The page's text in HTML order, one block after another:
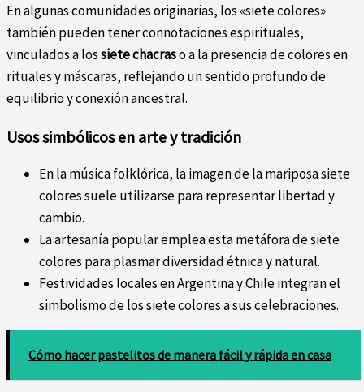
En algunas comunidades originarias, los «siete colores»
también pueden tener connotaciones espirituales,
vinculados a lossiete chacraso a la presencia de colores en
rituales y máscaras, reflejando un sentido profundo de
equilibrio y conexión ancestral.
Usos simbólicos en arte y tradición
En la música folklórica, la imagen de la mariposa siete
colores suele utilizarse para representar libertad y
cambio.
La artesanía popular emplea esta metáfora de siete
colores para plasmar diversidad étnica y natural.
Festividades locales en Argentina y Chile integran el
simbolismo de los siete colores a sus celebraciones.
Cómo hacer pastelitos de manera fácil y rápida en casa